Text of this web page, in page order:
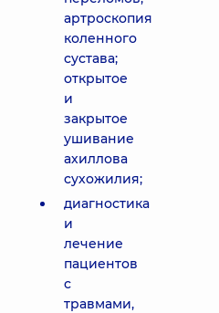
артроскопия
коленного
сустава;
открытое
и
закрытое
ушивание
ахиллова
сухожилия;
диагностика
и
лечение
пациентов
с
травмами,